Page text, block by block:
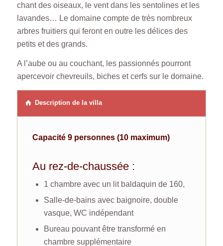
chant des oiseaux, le vent dans les sentolines et les
lavandes… Le domaine compte de très nombreux
arbres fruitiers qui feront en outre les délices des
petits et des grands.
A l’aube ou au couchant, les passionnés pourront
apercevoir chevreuils, biches et cerfs sur le domaine.
Description de la villa
Capacité 9 personnes (10 maximum)
Au rez-de-chaussée :
1 chambre avec un lit baldaquin de 160,
Salle-de-bains avec baignoire, double
vasque, WC indépendant
Bureau pouvant être transformé en
chambre supplémentaire